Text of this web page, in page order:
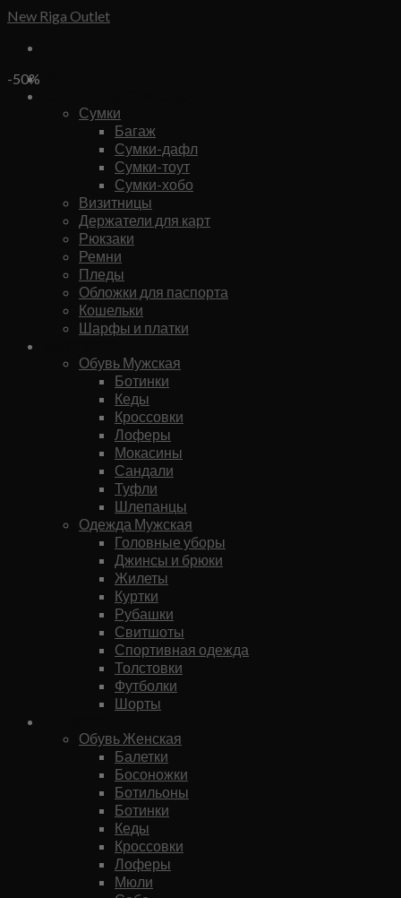
Skip
content
New Riga Outlet
Сумки
Багаж
Сумки-дафл
Сумки-тоут
Сумки-хобо
Визитницы
Держатели для карт
Рюкзаки
Ремни
Пледы
Обложки для паспорта
Кошельки
Шарфы и платки
Обувь Мужская
Ботинки
Кеды
Кроссовки
Лоферы
Мокасины
Сандали
Туфли
Шлепанцы
Одежда Мужская
Головные уборы
Джинсы и брюки
Жилеты
Куртки
Рубашки
Свитшоты
Спортивная одежда
Толстовки
Футболки
Шорты
Обувь Женская
Балетки
Босоножки
Ботильоны
Ботинки
Кеды
Кроссовки
Лоферы
Мюли
-50%